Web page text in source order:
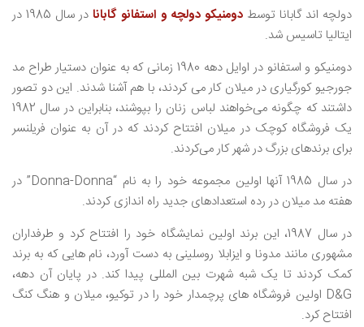
دولچه اند گابانا توسطدومنیکو دولچه و استفانو گابانا
در سال 1985 در
ایتالیا تاسیس شد.
دومنیکو و استفانو در اوایل دهه 1980 زمانی که به عنوان دستیار طراح مد
جورجیو کورگیاری در میلان کار می کردند، با هم آشنا شدند. این دو تصور
داشتند که چگونه می‌خواهند لباس زنان را بپوشند، بنابراین در سال 1982
یک فروشگاه کوچک در میلان افتتاح کردند که در آن به عنوان فریلنسر
برای برندهای بزرگ در شهر کار می‌کردند.
در سال 1985 آنها اولین مجموعه خود را به نام “Donna-Donna” در
هفته مد میلان در رده استعدادهای جدید راه اندازی کردند.
در سال 1987، این برند اولین نمایشگاه خود را افتتاح کرد و طرفداران
مشهوری مانند مدونا و ایزابلا روسلینی به دست آورد، نام هایی که به برند
کمک کردند تا یک شبه شهرت بین المللی پیدا کند. در پایان آن دهه،
D&G اولین فروشگاه های پرچمدار خود را در توکیو، میلان و هنگ کنگ
افتتاح کرد.